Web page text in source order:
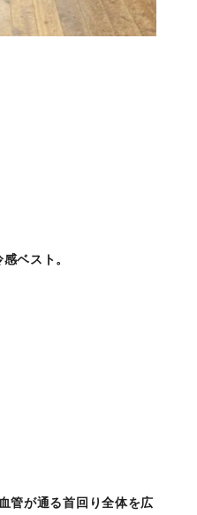
ベスト。
管が通る首回り全体を広